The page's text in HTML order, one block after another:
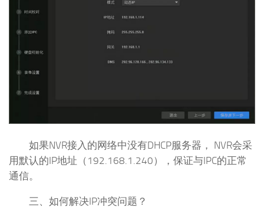
如果NVR接入的网络中没有DHCP服务器， NVR会采
用默认的IP地址（192.168.1.240），保证与IPC的正常
通信。
三、如何解决IP冲突问题？